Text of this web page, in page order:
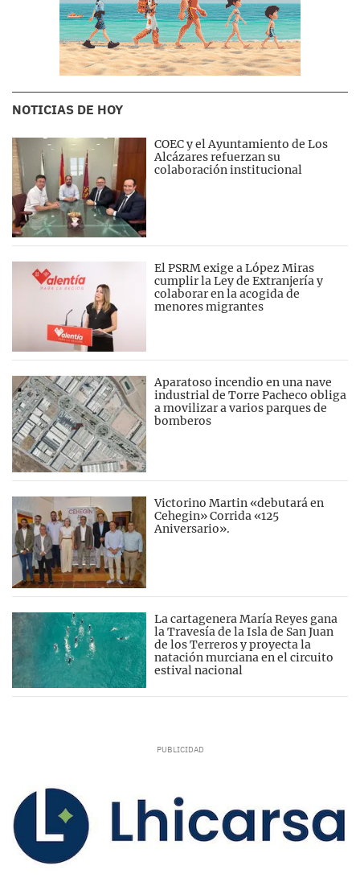
NOTICIAS DE HOY
COEC y el Ayuntamiento de Los
Alcázares refuerzan su
colaboración institucional
El PSRM exige a López Miras
cumplir la Ley de Extranjería y
colaborar en la acogida de
menores migrantes
Aparatoso incendio en una nave
industrial de Torre Pacheco obliga
a movilizar a varios parques de
bomberos
Victorino Martin «debutará en
Cehegin» Corrida «125
Aniversario».
La cartagenera María Reyes gana
la Travesía de la Isla de San Juan
de los Terreros y proyecta la
natación murciana en el circuito
estival nacional